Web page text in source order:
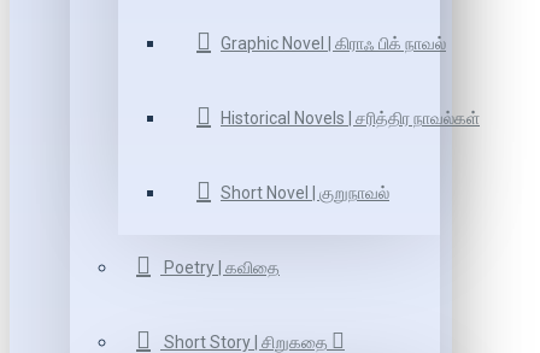
Graphic Novel | கிராஃ பிக் நாவல்
Historical Novels | சரித்திர நாவல்கள்
Short Novel | குறுநாவல்
Poetry | கவிதை
Short Story | சிறுகதை